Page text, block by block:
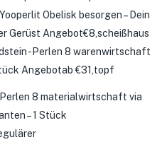
Obelisk besorgen – Dein
Gerüst Angebot€8,scheißhaus
-Perlen 8 warenwirtschaft
Angebotab €31,topf
8 materialwirtschaft via
– 1 Stück